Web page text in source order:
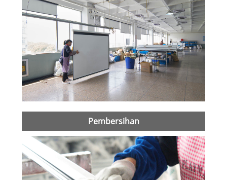
Pembersihan